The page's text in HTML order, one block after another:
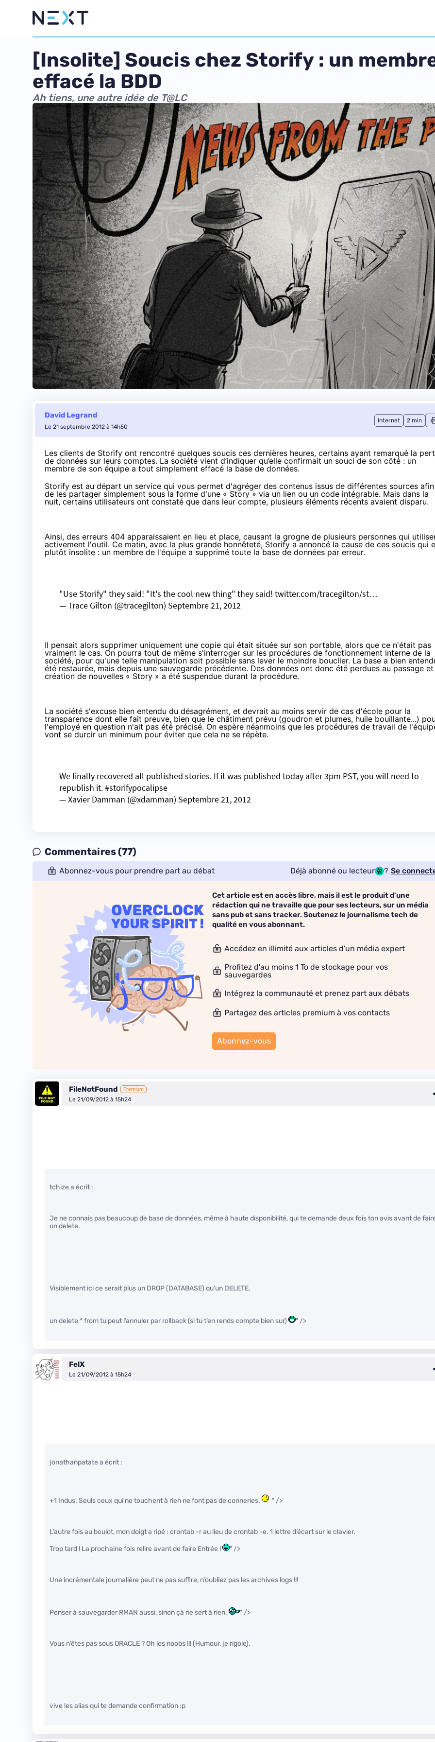
[Insolite] Soucis chez Storify : un
effacé la BDD
Ah tiens, une autre idée de T@LC
David Legrand
Le 21 septembre 2012 à 14h50
Internet 2 min
Les clients de Storify ont rencontré quelques soucis ces dernières heures, certains ayant remarqué la
de données sur leurs comptes. La société vient d’indiquer qu’elle confirmait un souci de son côté : un
membre de son équipe a tout simplement effacé la base de données.
Storify est au départ un service qui vous permet d'agréger des contenus issus de différentes sources afin
de les partager simplement sous la forme d'une « Story » via un lien ou un code intégrable. Mais dans la
nuit, certains utilisateurs ont constaté que dans leur compte, plusieurs éléments récents avaient disparu.
Ainsi, des erreurs 404 apparaissaient en lieu et place, causant la grogne de plusieurs personnes qui
activement l'outil. Ce matin, avec la plus grande honnêteté, Storify a annoncé la cause de ces soucis qui
plutôt insolite : un membre de l'équipe a supprimé toute la base de données par erreur.
"Use Storify" they said! "It's the cool new thing" they said! twitter.com/tracegilton/st…
— Trace Gilton (@tracegilton) Septembre 21, 2012
Il pensait alors supprimer uniquement une copie qui était située sur son portable, alors que ce n'était pas
vraiment le cas. On pourra tout de même s'interroger sur les procédures de fonctionnement interne de la
société, pour qu'une telle manipulation soit possible sans lever le moindre bouclier. La base a bien
été restaurée, mais depuis une sauvegarde précédente. Des données ont donc été perdues au passage
création de nouvelles « Story » a été suspendue durant la procédure.
La société s'excuse bien entendu du désagrément, et devrait au moins servir de cas d'école pour la
transparence dont elle fait preuve, bien que le châtiment prévu (goudron et plumes, huile bouillante...)
l'employé en question n'ait pas été précisé. On espère néanmoins que les procédures de travail de
vont se durcir un minimum pour éviter que cela ne se répète.
We finally recovered all published stories. If it was published today after 3pm PST, you will need to
republish it.#storifypocalipse
— Xavier Damman (@xdamman) Septembre 21, 2012
Commentaires (77)
Abonnez-vous pour prendre part au débat Déjà abonné ou lecteur ? Se
Cet article est en accès libre, mais il est le produit d'une
rédaction qui ne travaille que pour ses lecteurs, sur un média
sans pub et sans tracker. Soutenez le journalisme tech de
qualité en vous abonnant.
Accédez en illimité aux articles d'un média expert
Profitez d'au moins 1 To de stockage pour vos
sauvegardes
Intégrez la communauté et prenez part aux débats
Partagez des articles premium à vos contacts
Abonnez-vous
FileNotFound Premium
Le 21/09/2012 à 15h24
tchize a écrit :
Je ne connais pas beaucoup de base de données, même à haute disponibilité, qui te demande deux fois ton avis avant de
un delete.
Visiblement ici ce serait plus un DROP (DATABASE) qu’un DELETE.
un delete * from tu peut l’annuler par rollback (si tu t’en rends compte bien sur) " />
FelX
Le 21/09/2012 à 15h24
jonathanpatate a écrit :
+1 Indus. Seuls ceux qui ne touchent à rien ne font pas de conneries. " />
L’autre fois au boulot, mon doigt a ripé : crontab -r au lieu de crontab -e. 1 lettre d’écart sur le clavier.
Trop tard ! La prochaine fois relire avant de faire Entrée ! " />
Une incrémentale journalière peut ne pas suffire, n’oubliez pas les archives logs !!!
Penser à sauvegarder RMAN aussi, sinon çà ne sert à rien. " />
Vous n’êtes pas sous ORACLE ? Oh les noobs !!! (Humour, je rigole).
vive les alias qui te demande confirmation :p